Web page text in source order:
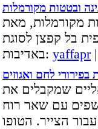
ובטטות מקורמלות
מקורמלות, מאת
באדיבות: yaffapr
לחם ואגוזים
שמקבלים את
עם שאר רוח
הצייר. הטופו